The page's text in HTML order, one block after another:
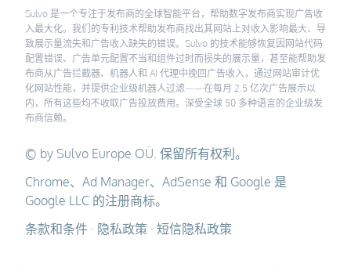
Sulvo 是一个专注于发布商的全球智能平台，帮助数字发布商实现广告收
入最大化。我们的专利技术帮助发布商找出其网站上对收入影响最大、导
致展示量流失和广告收入缺失的错误。Sulvo 的技术能够恢复因网站代码
配置错误、广告单元配置不当和组件过时而损失的展示量，甚至能帮助发
布商从广告拦截器、机器人和 AI 代理中挽回广告收入，通过网站审计优
化网站性能，并提供企业级机器人过滤——在每月 2.5 亿次广告展示以
内，所有这些均不收取广告投放费用。深受全球 50 多种语言的企业级发
布商信赖。
© by Sulvo Europe OÜ. 保留所有权利。
Chrome、Ad Manager、AdSense 和 Google 是
Google LLC 的注册商标。
条款和条件 · 隐私政策 · 短信隐私政策